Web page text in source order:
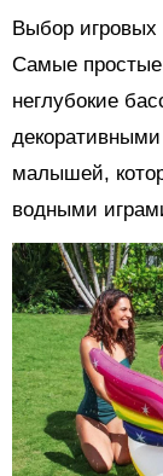
Выбор игровых
Самые
неглубокие
малышей,
водными